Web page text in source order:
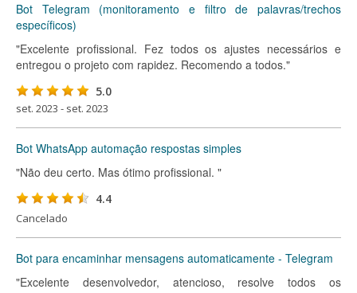
Bot Telegram (monitoramento e filtro de palavras/trechos
específicos)
"Excelente profissional. Fez todos os ajustes necessários e
entregou o projeto com rapidez. Recomendo a todos."
5.0
set. 2023 - set. 2023
Bot WhatsApp automação respostas simples
"Não deu certo. Mas ótimo profissional. "
4.4
Cancelado
Bot para encaminhar mensagens automaticamente - Telegram
"Excelente desenvolvedor, atencioso, resolve todos os